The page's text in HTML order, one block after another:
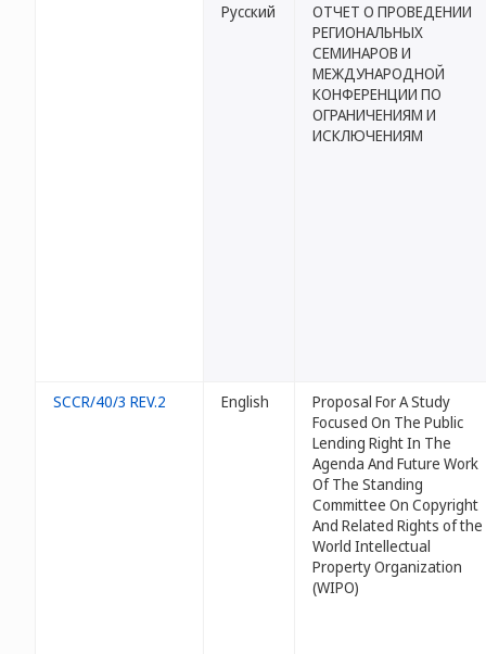
Русский
ОТЧЕТ О ПРОВЕДЕНИИ
РЕГИОНАЛЬНЫХ
СЕМИНАРОВ И
МЕЖДУНАРОДНОЙ
КОНФЕРЕНЦИИ ПО
ОГРАНИЧЕНИЯМ И
ИСКЛЮЧЕНИЯМ
SCCR/40/3 REV.2 English
Proposal For A Study
Focused On The Public
Lending Right In The
Agenda And Future Work
Of The Standing
Committee On Copyright
And Related Rights of the
World Intellectual
Property Organization
(WIPO)